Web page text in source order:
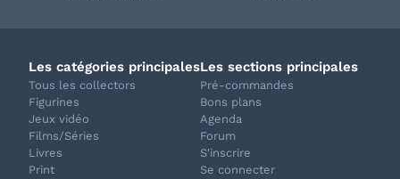
Les catégories principales
Tous les collectors
Figurines
Jeux vidéo
Films/Séries
Livres
Print
Les sections principales
Pré-commandes
Bons plans
Agenda
Forum
S'inscrire
Se connecter